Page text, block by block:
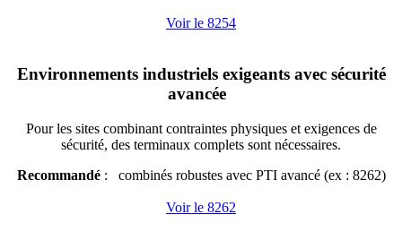
Voir le 8254
Environnements industriels exigeants avec sécurité
avancée
Pour les sites combinant contraintes physiques et exigences de
sécurité, des terminaux complets sont nécessaires.
Recommandé: combinés robustes avec PTI avancé (ex : 8262)
Voir le 8262